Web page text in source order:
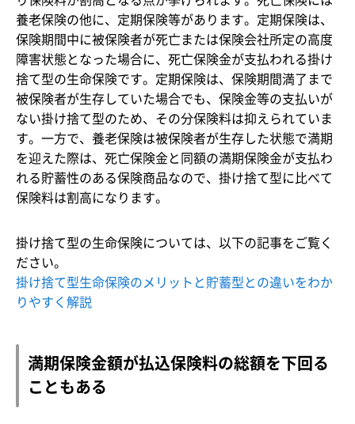
養老保険の他に、定期保険等があります。定期保険は、
保険期間中に被保険者が死亡または保険会社所定の高度
障害状態となった場合に、死亡保険金が支払われる掛け
捨て型の生命保険です。定期保険は、保険期間満了まで
被保険者が生存していた場合でも、保険金等の支払いが
ない掛け捨て型のため、その分保険料は抑えられていま
す。一方で、養老保険は被保険者が生存した状態で満期
を迎えた際は、死亡保険金と同額の満期保険金が支払わ
れる貯蓄性のある保険商品なので、掛け捨て型に比べて
保険料は割高になります。
掛け捨て型の生命保険については、以下の記事をご覧く
ださい。
掛け捨て型生命保険のメリットと貯蓄型との違いをわか
りやすく解説
満期保険金額が払込保険料の総額を下回る
こともある